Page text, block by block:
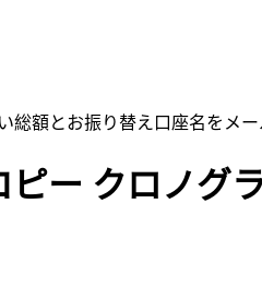
額とお振り替え口座名をメー
ー クロノグラ